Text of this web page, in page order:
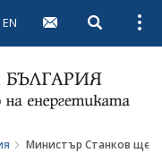
EN Open
Министър Станков ще